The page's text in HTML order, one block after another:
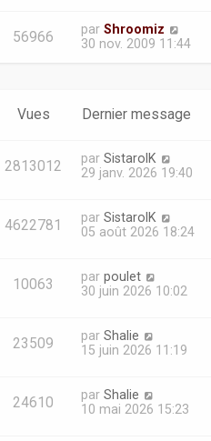
56966 par Shroomiz
30 nov. 2009 11:44
Vues Dernier message
2813012 par SistarolK
29 janv. 2026 19:40
4622781 par SistarolK
05 août 2026 18:24
10063 par poulet
30 juin 2026 10:02
23509 par Shalie
15 juin 2026 11:19
24610 par Shalie
10 mai 2026 15:23